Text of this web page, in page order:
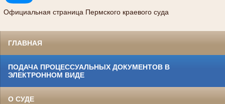
Официальная страница Пермского краевого суда
ГЛАВНАЯ
ПОДАЧА ПРОЦЕССУАЛЬНЫХ ДОКУМЕНТОВ В
ЭЛЕКТРОННОМ ВИДЕ
О СУДЕ